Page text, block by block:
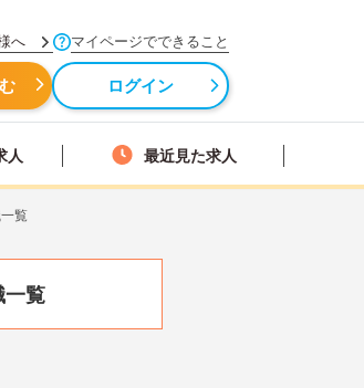
へ マイページでできること
ログイン
人 最近見た求人
覧
一覧